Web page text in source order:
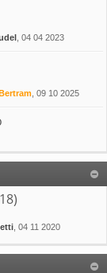
, 04 04 2023
Bertram , 09 10 2025
, 04 11 2020